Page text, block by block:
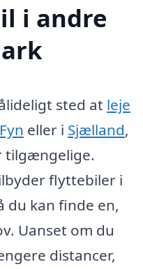
i andre
sted at leje
Fyn eller i Sjælland,
tilgængelige.
flyttebiler i
du kan finde en,
Uanset om du
distancer,